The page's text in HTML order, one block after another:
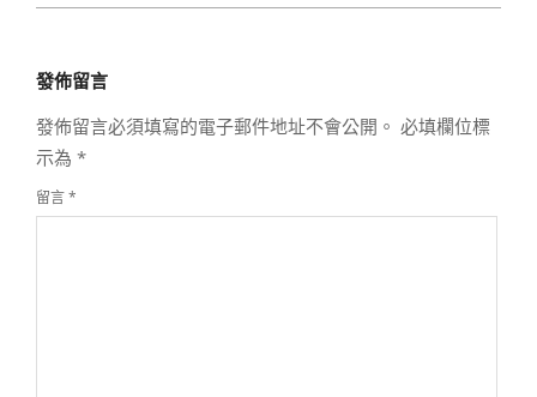
05
發佈留言
發佈留言必須填寫的電子郵件地址不會公開。 必填欄位標
示為 *
留言*